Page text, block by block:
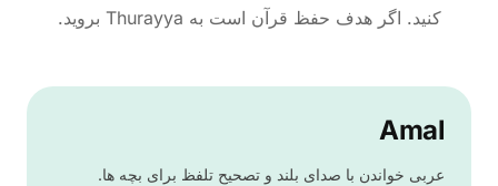
کنید. اگر هدف حفظ قرآن است به Thurayya بروید.
Amal
عربی خواندن با صدای بلند و تصحیح تلفظ برای بچه ها.